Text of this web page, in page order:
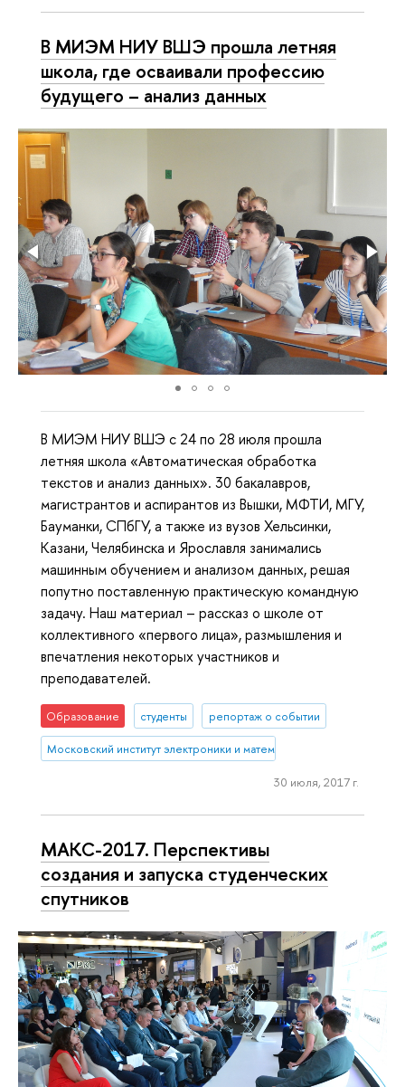
В МИЭМ НИУ ВШЭ прошла летняя
школа, где осваивали профессию
будущего – анализ данных
В МИЭМ НИУ ВШЭ с 24 по 28 июля прошла
летняя школа «Автоматическая обработка
текстов и анализ данных». 30 бакалавров,
магистрантов и аспирантов из Вышки, МФТИ, МГУ,
Бауманки, СПбГУ, а также из вузов Хельсинки,
Казани, Челябинска и Ярославля занимались
машинным обучением и анализом данных, решая
попутно поставленную практическую командную
задачу. Наш материал – рассказ о школе от
коллективного «первого лица», размышления и
впечатления некоторых участников и
преподавателей.
Образование студенты репортаж о событии
Московский институт электроники и математики им. А.Н. Тихонова
30 июля, 2017 г.
МАКС-2017. Перспективы
создания и запуска студенческих
спутников